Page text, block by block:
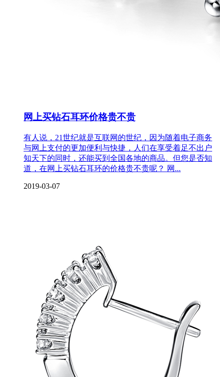
网上买钻石耳环价格贵不贵
有人说，21世纪就是互联网的世纪，因为随着电子商务
与网上支付的更加便利与快捷，人们在享受着足不出户
知天下的同时，还能买到全国各地的商品。但您是否知
道，在网上买钻石耳环的价格贵不贵呢？ 网...
2019-03-07